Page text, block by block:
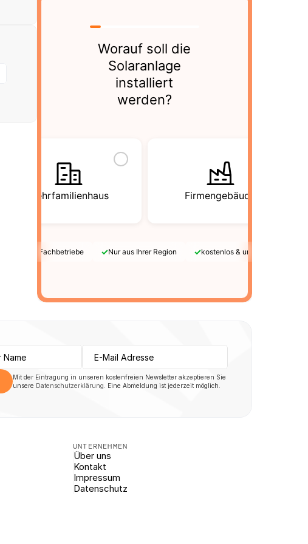
Worauf soll die
Solaranlage
installiert
werden?
Mehrfamilienhaus Firmengebäude
Geprüfte Fachbetriebe ✓Nur aus Ihrer Region ✓kostenlos & unverbindlich
Mit der Eintragung in unseren kostenfreien Newsletter akzeptieren Sie
unsere Datenschutzerklärung . Eine Abmeldung ist jederzeit möglich.
UNTERNEHMEN
Über uns
Kontakt
Impressum
Datenschutz